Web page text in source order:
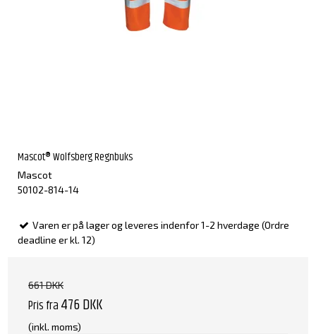
Mascot® Wolfsberg Regnbuks
Mascot
50102-814-14
Varen er på lager og leveres indenfor 1-2 hverdage (Ordre
deadline er kl. 12)
661 DKK
Pris fra476 DKK
(inkl. moms)